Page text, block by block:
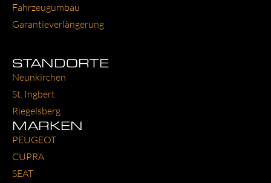
Fahr­zeug­um­bau
Garantie­verlängerung
STANDORTE
Neun­kir­chen
St. Ing­bert
Rie­gels­berg
MARKEN
PEU­GEOT
CUP­RA
SEAT